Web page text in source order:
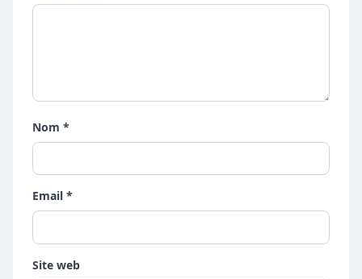
Nom *
Email *
Site web